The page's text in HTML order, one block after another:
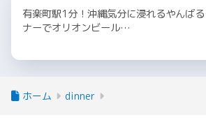
有楽町駅1分！沖縄気分に浸れるやんば
ナーでオリオンビール…
ホーム dinner